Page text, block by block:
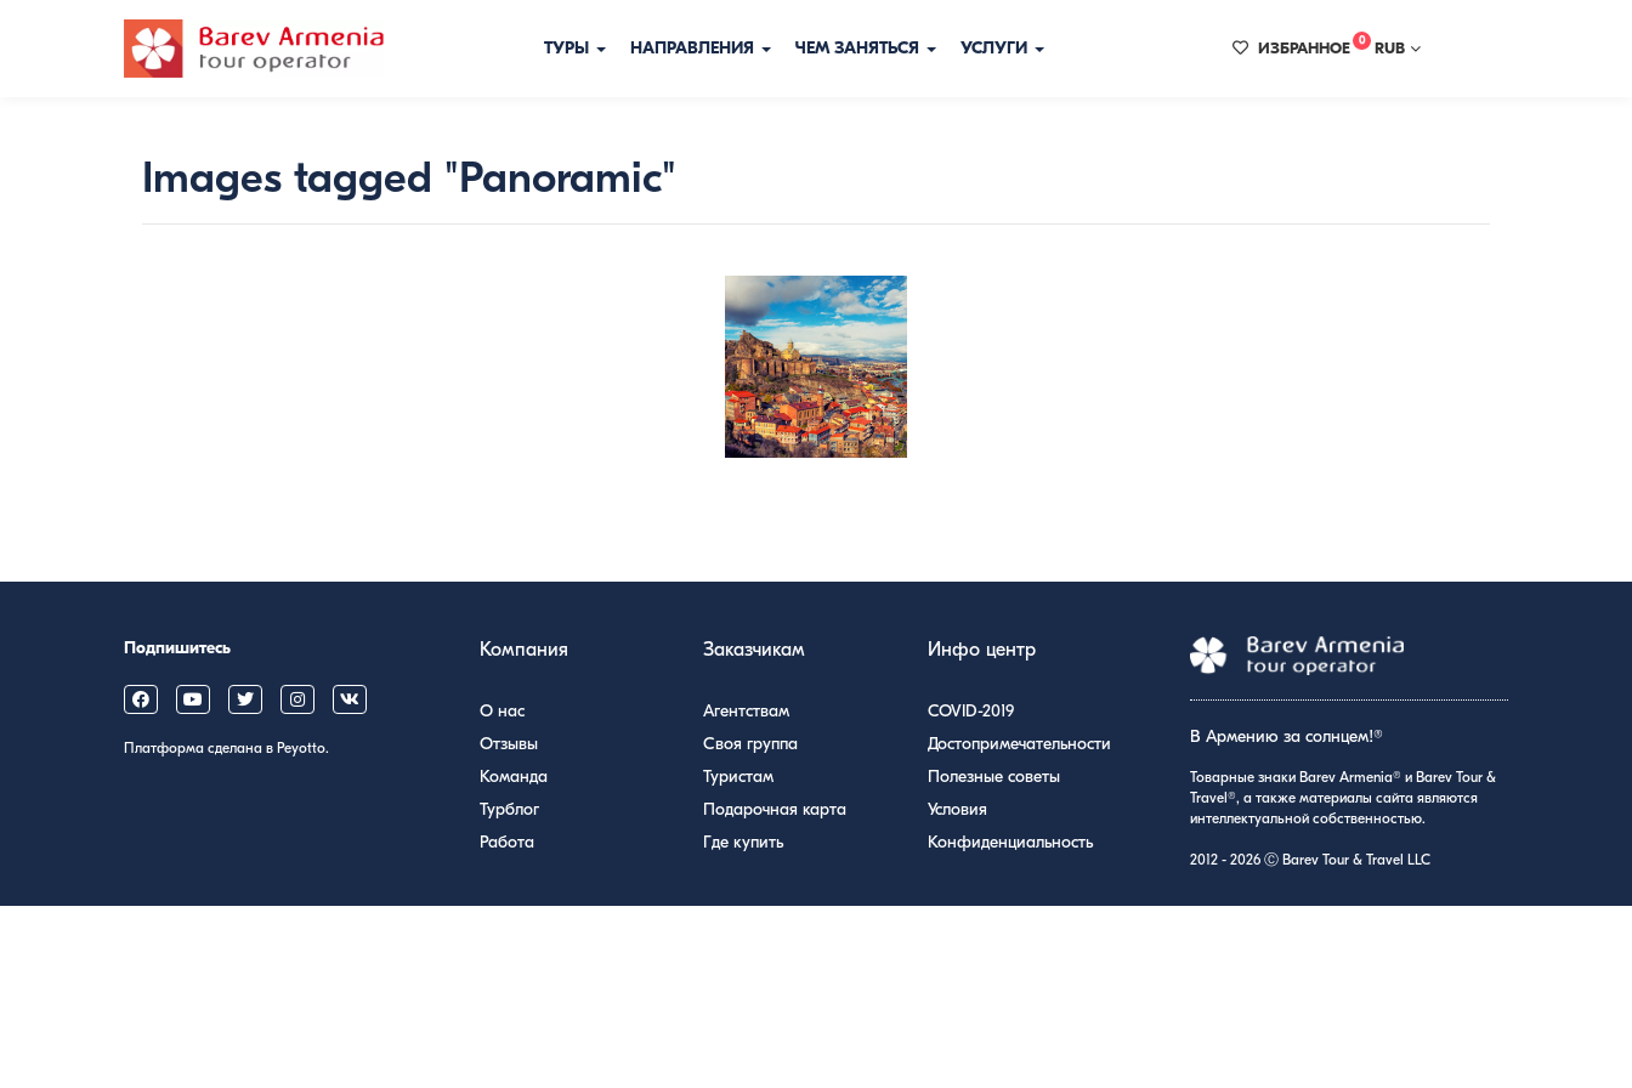
ТУРЫ НАПРАВЛЕНИЯ ЧЕМ ЗАНЯТЬСЯ УСЛУГИ ИЗБРАННОЕ 0 RUB
Images tagged "Panoramic"
Подпишитесь
Платформа сделана в Peyotto.
Компания
О нас
Отзывы
Команда
Турблог
Работа
Заказчикам
Агентствам
Своя группа
Туристам
Подарочная карта
Где купить
Инфо центр
COVID-2019
Достопримечательности
Полезные советы
Условия
Конфиденциальность
В Армению за солнцем!®
Товарные знаки Barev Armenia® и Barev Tour &
Travel®, а также материалы сайта являются
интеллектуальной собственностью.
2012 - 2026 Ⓒ Barev Tour & Travel LLC